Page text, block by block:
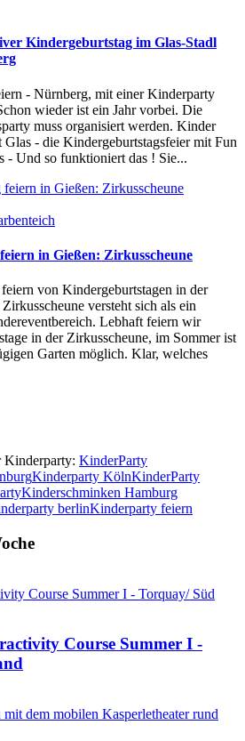
Kindergeburtstag im Glas-Stadl
- Nürnberg, mit einer Kinderparty
wieder ist ein Jahr vorbei. Die
muss organisiert werden. Kinder
Glas - die Kindergeburtstagsfeier mit Fun
- Und so funktioniert das ! Sie...
in Gießen: Zirkusscheune
von Kindergeburtstagen in der
versteht sich als ein
Lebhaft feiern wir
in der Zirkusscheune, im Sommer ist
Garten möglich. Klar, welches
Kinderparty: KinderParty
Kinderparty KölnKinderParty
Kinderschminken Hamburg
berlinKinderparty feiern
Course Summer I -